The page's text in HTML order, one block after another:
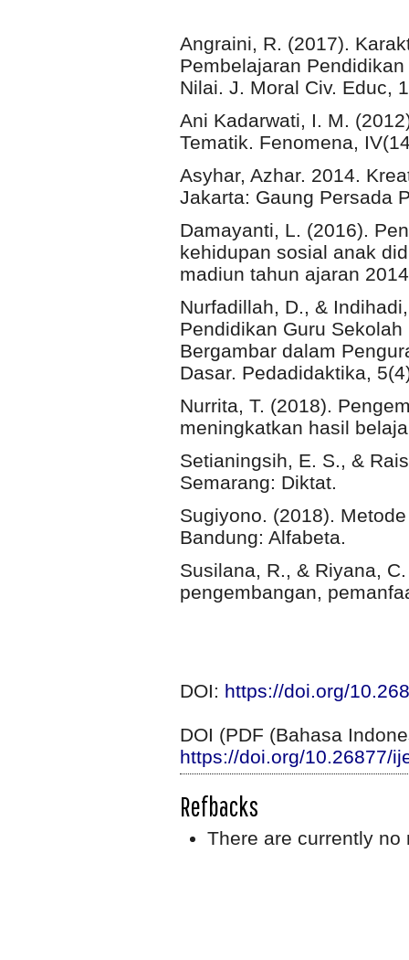
Angraini, R. (2017).
Pembelajaran
Nilai. J. Moral Civ. Educ,
Ani Kadarwati, I. M.
Tematik. Fenomena,
Asyhar, Azhar. 2014.
Jakarta: Gaung Persada
Damayanti, L. (2016).
kehidupan sosial anak
madiun tahun ajaran
Nurfadillah, D., &
Pendidikan Guru
Bergambar dalam
Dasar. Pedadidaktika,
Nurrita, T. (2018).
meningkatkan hasil
Setianingsih, E. S., &
Semarang: Diktat.
Sugiyono. (2018).
Bandung: Alfabeta.
Susilana, R., & Riyana,
pengembangan,
DOI: https://doi.org/
DOI (PDF (Bahasa
https://doi.org/10.26877/
Refbacks
There are currently no